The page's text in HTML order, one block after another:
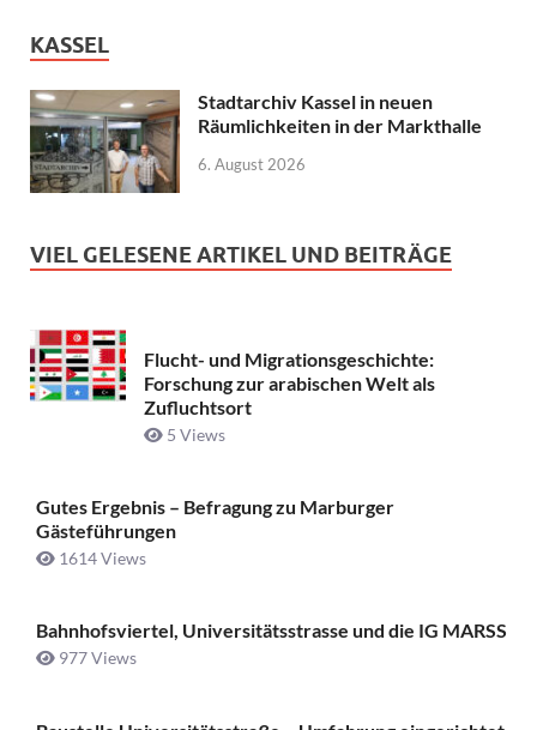
KASSEL
Stadtarchiv Kassel in neuen
Räumlichkeiten in der Markthalle
6. August 2026
VIEL GELESENE ARTIKEL UND BEITRÄGE
Flucht- und Migrationsgeschichte:
Forschung zur arabischen Welt als
Zufluchtsort
5 Views
Gutes Ergebnis – Befragung zu Marburger
Gästeführungen
1614 Views
Bahnhofsviertel, Universitätsstrasse und die IG MARSS
977 Views